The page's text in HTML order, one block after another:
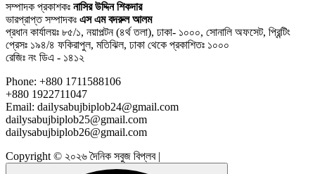
সম্পাদক প্রকাশকঃ নাসির উদ্দিন শিকদার
ভারপ্রাপ্ত সম্পাদকঃ এস এম বদরুল আলম
প্রধান কার্যালয়ঃ ৮৫/১, নয়াপল্টন (৪র্থ তলা), ঢাকা- ১০০০, সোনালি অফসেট, প্রিন্টিং
প্রেসঃ ১৯৪/৪ ফকিরাপুল, মতিঝিল, ঢাকা থেকে প্রকাশিতঃ ১০০০
রেজিঃ নং ডিএ - ১৪১২
Phone: +880 1711588106
+880 1922711047
Email: dailysabujbiplob24@gmail.com
dailysabujbiplob25@gmail.com
dailysabujbiplob26@gmail.com
Copyright © ২০২৬ দৈনিক সবুজ বিপ্লব |